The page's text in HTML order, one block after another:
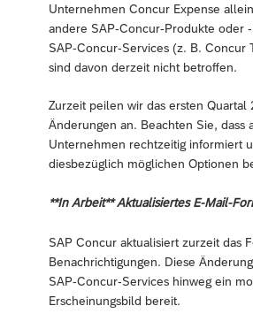
Unternehmen Concur Expense
andere SAP-Concur-Produkte oder
SAP-Concur-Services (z. B. Concur
sind davon derzeit nicht betroffen.
Zurzeit peilen wir das ersten Quartal
Änderungen an. Beachten Sie, dass
Unternehmen rechtzeitig informiert
diesbezüglich möglichen Optionen
**In Arbeit** Aktualisiertes E-Mail-
SAP Concur aktualisiert zurzeit das
Benachrichtigungen. Diese
SAP-Concur-Services hinweg ein
Erscheinungsbild bereit.